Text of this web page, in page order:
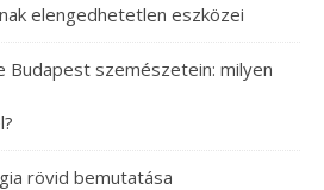
elengedhetetlen eszközei
Budapest szemészetein: milyen
rövid bemutatása